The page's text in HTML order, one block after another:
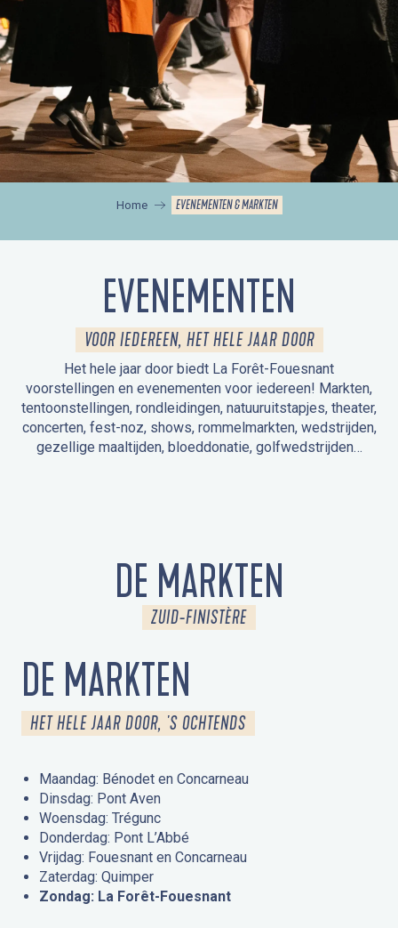
Home EVENEMENTEN & MARKTEN
EVENEMENTEN
VOOR IEDEREEN, HET HELE JAAR DOOR
Het hele jaar door biedt La Forêt-Fouesnant
voorstellingen en evenementen voor iedereen! Markten,
tentoonstellingen, rondleidingen, natuuruitstapjes, theater,
concerten, fest-noz, shows, rommelmarkten, wedstrijden,
gezellige maaltijden, bloeddonatie, golfwedstrijden…
DE MARKTEN
ZUID-FINISTÈRE
DE MARKTEN
HET HELE JAAR DOOR, 'S OCHTENDS
Maandag: Bénodet en Concarneau
Dinsdag: Pont Aven
Woensdag: Trégunc
Donderdag: Pont L’Abbé
Vrijdag: Fouesnant en Concarneau
Zaterdag: Quimper
Zondag: La Forêt-Fouesnant